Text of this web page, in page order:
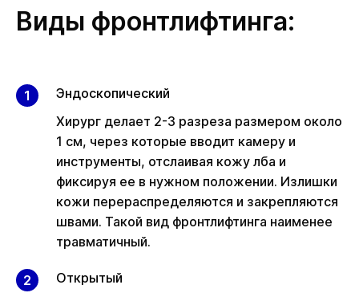
Виды фронтлифтинга:
Эндоскопический
Хирург делает 2-3 разреза размером около
1 см, через которые вводит камеру и
инструменты, отслаивая кожу лба и
фиксируя ее в нужном положении. Излишки
кожи перераспределяются и закрепляются
швами. Такой вид фронтлифтинга наименее
травматичный.
Открытый